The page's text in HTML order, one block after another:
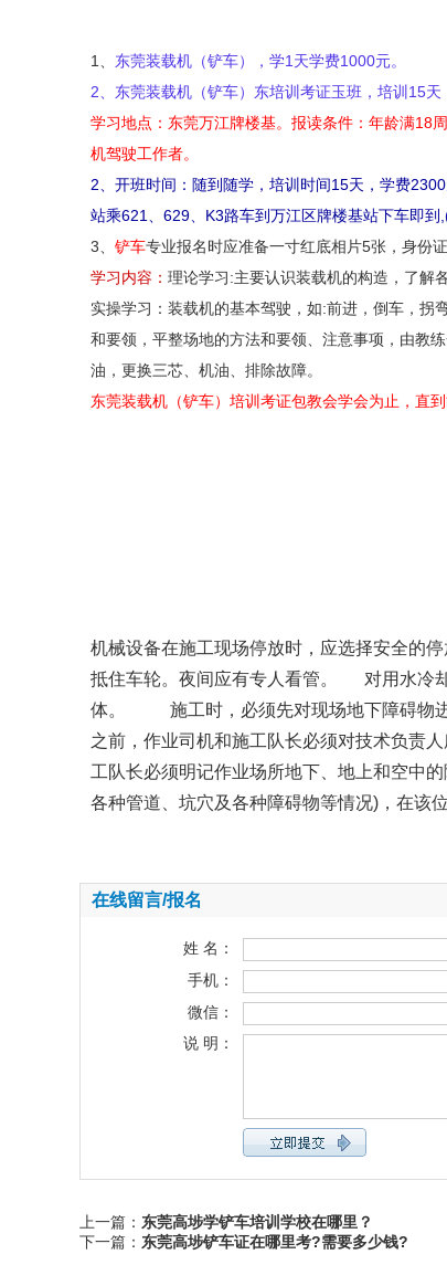
1、 东莞装载机（铲车），学1天学费1000元。
2、 东莞装载机（铲车） 东培训考证玉班，培训15天
学习地点：东莞万江牌楼基。报读条件：年龄满18
机驾驶工作者。
2、开班时间：随到随学，培训时间15天，学费23
站乘621、629、K3路车到万江区牌楼基站下车即到
3、 铲车专业报名时应准备一寸红底相片5张，身份
学习内容： 理论学习:主要认识装载机的构造，了解
实操学习：装载机的基本驾驶，如:前进，倒车，拐
和要领，平整场地的方法和要领、注意事项，由教
油，更换三芯、机油、排除故障。
东莞装载机（铲车）培训考证包教会学会为止，直到
机械设备在施工现场停放时，应选择安全的
抵住车轮。夜间应有专人看管。 对用水冷
体。 施工时，必须先对现场地下障碍物进
之前，作业司机和施工队长必须对技术负责
工队长必须明记作业场所地下、地上和空中
各种管道、坑穴及各种障碍物等情况)，在该
在线留言/报名
姓 名：
手机：
微信：
说 明：
上一篇： 东莞高埗学铲车培训学校在哪里？
下一篇： 东莞高埗铲车证在哪里考?需要多少钱?